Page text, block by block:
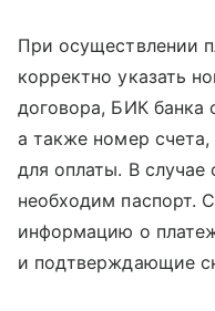
При осуществлении
корректно указать
договора, БИК банка
а также номер
для оплаты. В случае
необходим паспорт.
информацию о
и подтверждающие